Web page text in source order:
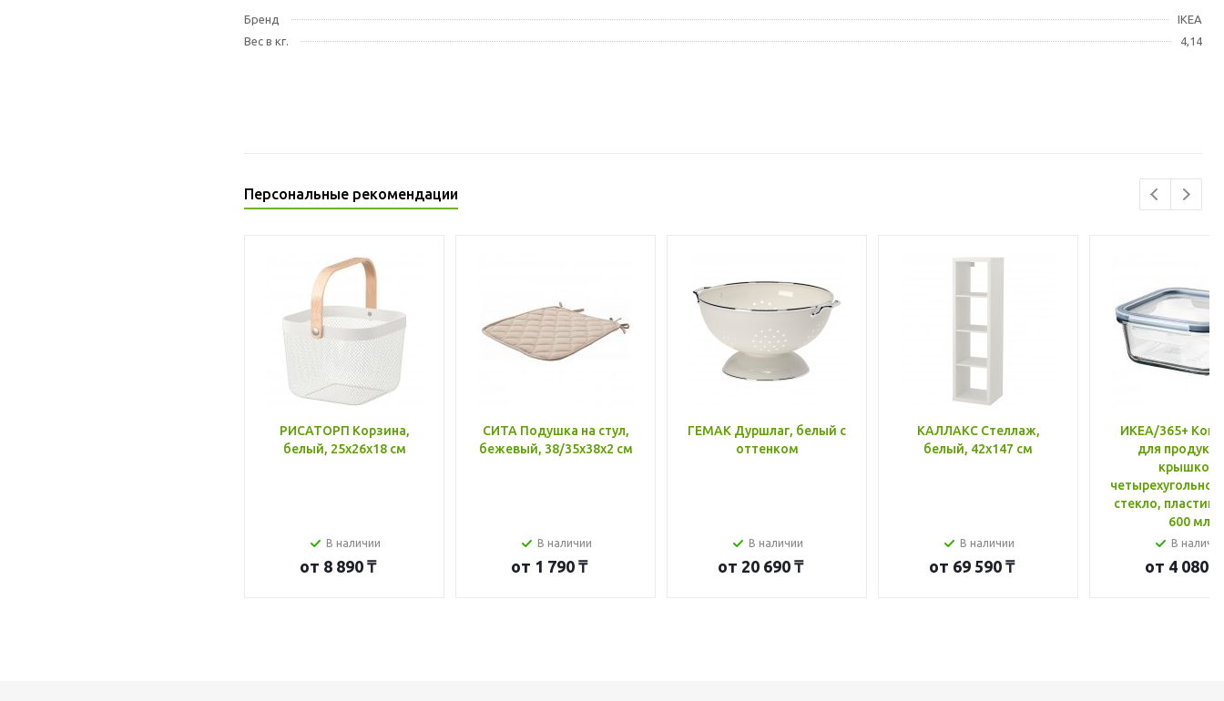
Бренд
IKEA
Вес в кг.
4,14
Персональные рекомендации
РИСАТОРП Корзина,
белый, 25x26x18 см
В наличии
от 8 890 ₸
СИТА Подушка на стул,
бежевый, 38/35x38x2 см
В наличии
от 1 790 ₸
ГЕМАК Дуршлаг, белый с
оттенком
В наличии
от 20 690 ₸
КАЛЛАКС Стеллаж,
белый, 42x147 см
В наличии
от 69 590 ₸
ИКЕА/365+
для
крышкой,
стекло, пластик
600 мл
В
от 4 080 ₸